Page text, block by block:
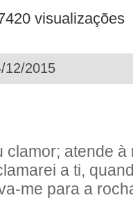
visualizações
12/2015
clamor; atende à
a ti,
me para a